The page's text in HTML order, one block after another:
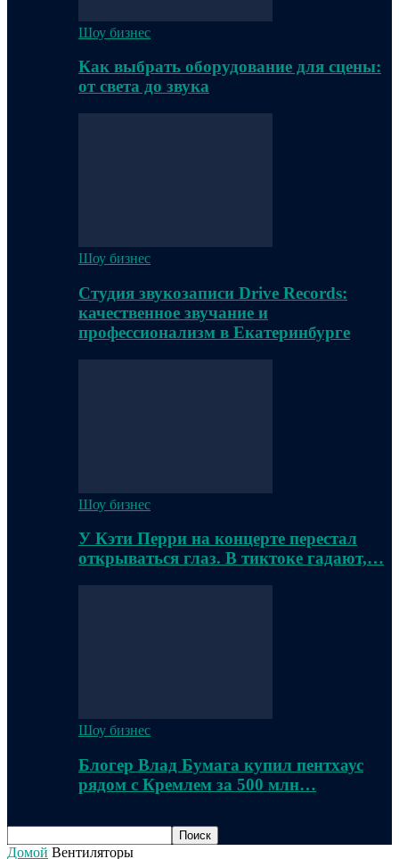
Шоу бизнес
Как выбрать оборудование для сцены:
от света до звука
Шоу бизнес
Студия звукозаписи Drive Records:
качественное звучание и
профессионализм в Екатеринбурге
Шоу бизнес
У Кэти Перри на концерте перестал
открываться глаз. В тиктоке гадают,…
Шоу бизнес
Блогер Влад Бумага купил пентхаус
рядом с Кремлем за 500 млн…
Домой Вентиляторы